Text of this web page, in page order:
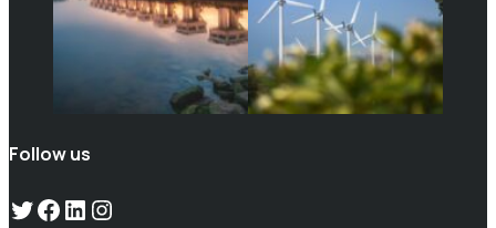
Follow us
Twitter
Facebook
LinkedIn
Instagram